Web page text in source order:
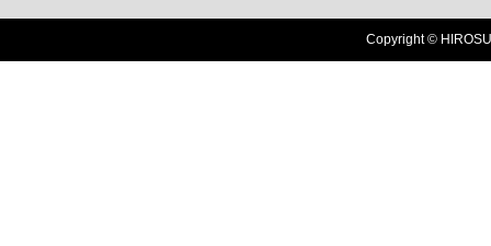
Copyright ©